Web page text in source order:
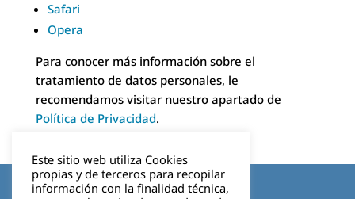
Safari
Opera
Para conocer más información sobre el
tratamiento de datos personales, le
recomendamos visitar nuestro apartado de
Política de Privacidad.
Aviso legal
Este sitio web utiliza Cookies
propias y de terceros para recopilar
información con la finalidad técnica,